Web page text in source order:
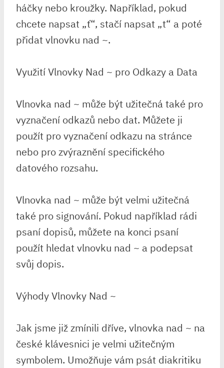
háčky nebo kroužky. Například, pokud
chcete napsat „ť“, stačí napsat „t“ a poté
přidat vlnovku nad ~.
Využití Vlnovky Nad ~ pro Odkazy a Data
Vlnovka nad ~ může být užitečná také pro
vyznačení odkazů nebo dat. Můžete ji
použít pro vyznačení odkazu na stránce
nebo pro zvýraznění specifického
datového rozsahu.
Vlnovka nad ~ může být velmi užitečná
také pro signování. Pokud například rádi
psaní dopisů, můžete na konci psaní
použít hledat vlnovku nad ~ a podepsat
svůj dopis.
Výhody Vlnovky Nad ~
Jak jsme již zmínili dříve, vlnovka nad ~ na
české klávesnici je velmi užitečným
symbolem. Umožňuje vám psát diakritiku